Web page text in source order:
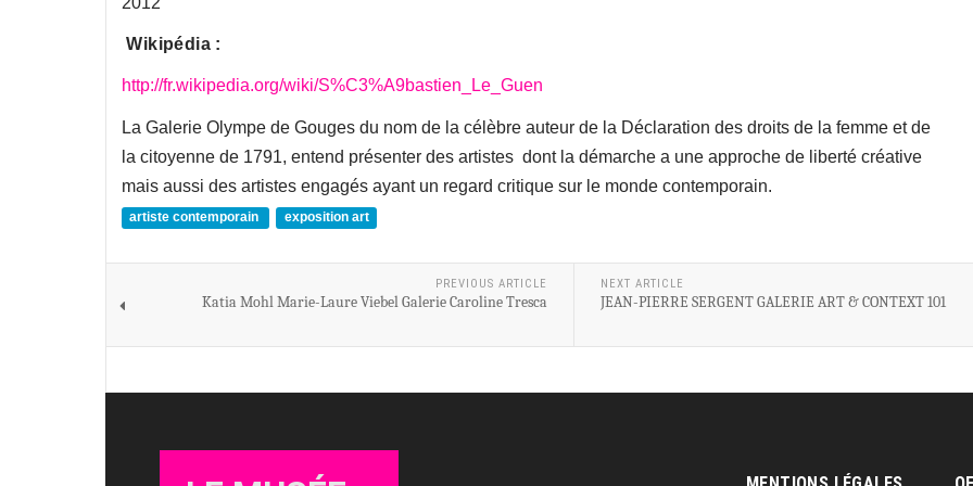
Wikipédia :
http://fr.wikipedia.org/wiki/S%C3%A9bastien_Le_Guen
La Galerie Olympe de Gouges du nom de la célèbre auteur de la Déclaration des droits de la femme et de
la citoyenne de 1791, entend présenter des artistes dont la démarche a une approche de liberté créative
mais aussi des artistes engagés ayant un regard critique sur le monde contemporain.
artiste contemporain exposition art
PREVIOUS ARTICLE
Katia Mohl Marie-Laure Viebel Galerie Caroline Tresca
NEXT ARTICLE
JEAN-PIERRE SERGENT GALERIE ART & CONTEXT 101